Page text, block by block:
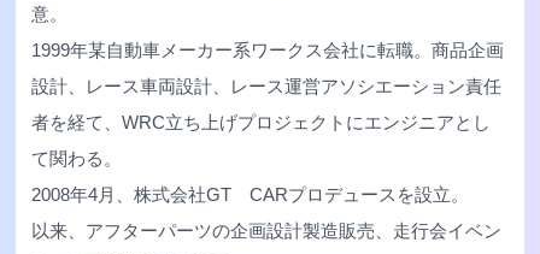
意。
1999年某自動車メーカー系ワークス会社に転職。商品企画
設計、レース車両設計、レース運営アソシエーション責任
者を経て、WRC立ち上げプロジェクトにエンジニアとし
て関わる。
2008年4月、株式会社GT CARプロデュースを設立。
以来、アフターパーツの企画設計製造販売、走行会イベン